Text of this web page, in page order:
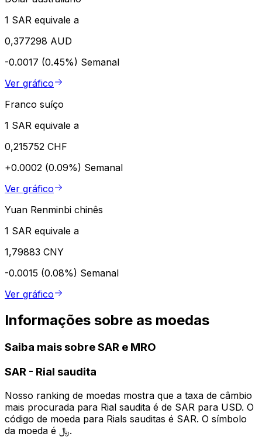
1 SAR equivale a
0,377298 AUD
-0.0017 (0.45%) Semanal
Ver gráfico
Franco suíço
1 SAR equivale a
0,215752 CHF
+0.0002 (0.09%) Semanal
Ver gráfico
Yuan Renminbi chinês
1 SAR equivale a
1,79883 CNY
-0.0015 (0.08%) Semanal
Ver gráfico
Informações sobre as moedas
Saiba mais sobre SAR e MRO
SAR - Rial saudita
Nosso ranking de moedas mostra que a taxa de câmbio
mais procurada para Rial saudita é de SAR para USD. O
código de moeda para Rials sauditas é SAR. O símbolo
da moeda é ﷼.